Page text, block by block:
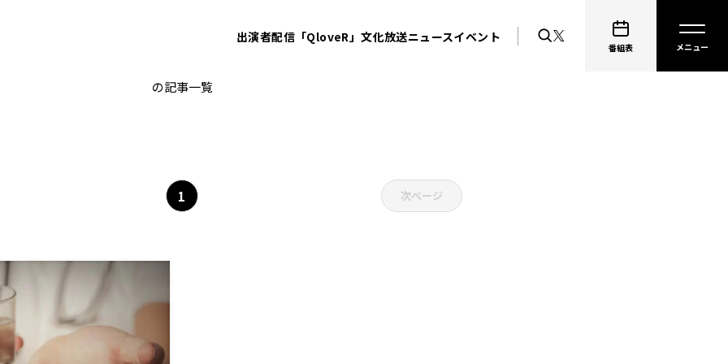
出演者配信「QloveR」文化放送ニュースイベント
番組表
の記事一覧
1 次ページ